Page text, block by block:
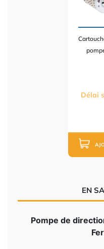
Délai
EN
Pompe de